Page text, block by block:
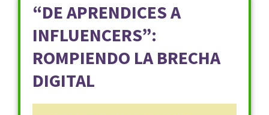
“DE APRENDICES A
INFLUENCERS”:
ROMPIENDO LA BRECHA
DIGITAL